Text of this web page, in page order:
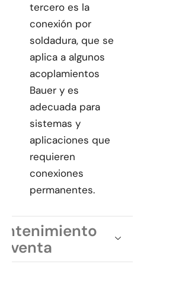
tercero es la
conexión por
soldadura, que se
aplica a algunos
acoplamientos
Bauer y es
adecuada para
sistemas y
aplicaciones que
requieren
conexiones
permanentes.